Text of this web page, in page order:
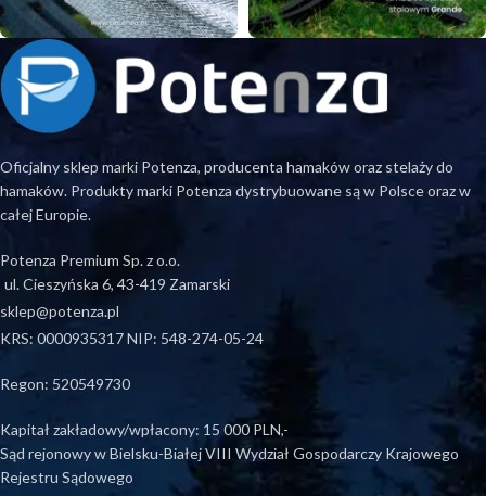
Oficjalny sklep marki Potenza, producenta hamaków oraz stelaży do
hamaków. Produkty marki Potenza dystrybuowane są w Polsce oraz w
całej Europie.
Potenza Premium Sp. z o.o.
ul. Cieszyńska 6, 43-419 Zamarski
sklep@potenza.pl
KRS: 0000935317 NIP: 548-274-05-24
Regon: 520549730
Kapitał zakładowy/wpłacony: 15 000 PLN,-
Sąd rejonowy w Bielsku-Białej VIII Wydział Gospodarczy Krajowego
Rejestru Sądowego